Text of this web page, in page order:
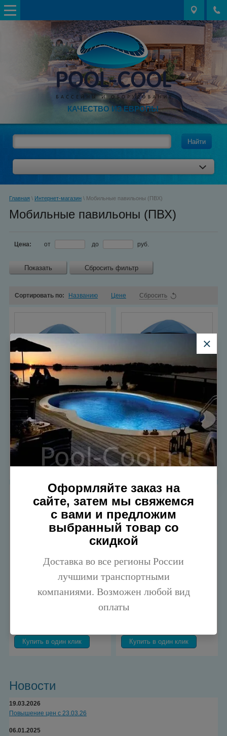
Оформляйте заказ на
сайте, затем мы свяжемся
с вами и предложим
выбранный товар со
скидкой
Доставка во все регионы России
лучшими транспортными
компаниями. Возможен любой вид
оплаты
КАЧЕСТВО ИЗ ЕВРОПЫ
Найти
Новости
19.03.2026
Повышение цен с 23.03.26
06.01.2025
Главная \ Интернет-магазин \ Мобильные павильоны (ПВХ)
Мобильные павильоны (ПВХ)
Цена: от до руб.
Показать Сбросить фильтр
Сортировать по: Названию Цене Сбросить
Тент шатер для бассейна
Акватюнинг 5х4,3х2,5 м
Добавить к сравнению
18 700 руб.
Добавить в корзину
Купить в один клик
Тент шатер для бассейна
Акватюнинг 6х5,2х2,8 м
Добавить к сравнению
24 000 руб.
Добавить в корзину
Купить в один клик
Складной купол для
бассейна Акватюнинг
диаметром 5 м
Добавить к сравнению
Купить в один клик
Складной купол для
бассейна Акватюнинг
диаметром 5,5 м
Добавить к сравнению
49 000 руб.
Купить в один клик